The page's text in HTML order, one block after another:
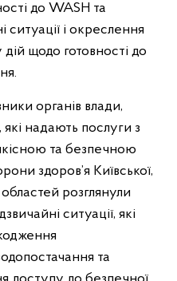
до WASH та
і окреслення
щодо готовності до
органів влади,
надають послуги з
та безпечною
здоров’я Київської,
розглянули
ситуації, які
та